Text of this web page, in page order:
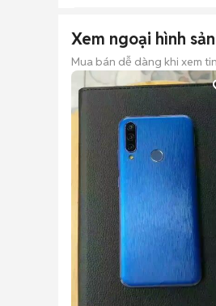
Xem ngoại hình
Mua bán dễ dàng khi xem